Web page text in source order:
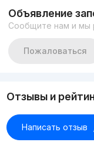
Объявление
Сообщите нам и мы
Пожаловаться
Отзывы и
Написать отзыв